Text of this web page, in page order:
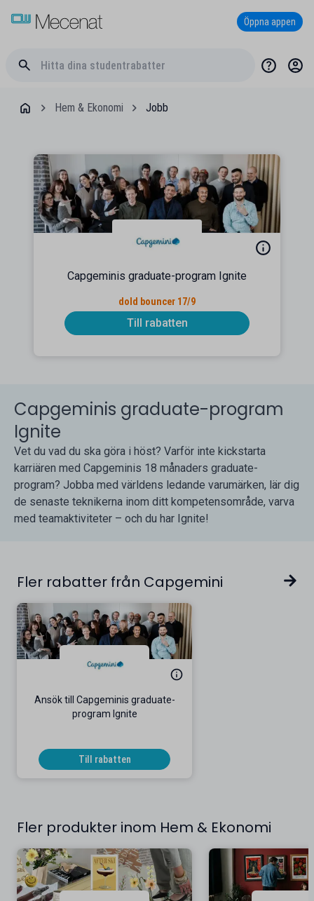
Öppna appen
Hem & Ekonomi Jobb
Capgeminis graduate-program Ignite
dold bouncer 17/9
Till rabatten
Capgeminis graduate-program
Ignite
Vet du vad du ska göra i höst? Varför inte kickstarta
karriären med Capgeminis 18 månaders graduate-
program? Jobba med världens ledande varumärken, lär dig
de senaste teknikerna inom ditt kompetensområde, varva
med teamaktiviteter – och du har Ignite!
Fler rabatter från Capgemini
Ansök till Capgeminis graduate-
program Ignite
Till rabatten
Fler produkter inom Hem & Ekonomi